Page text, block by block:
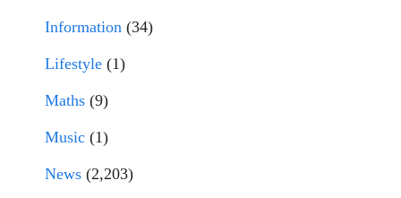
Information (34)
Lifestyle (1)
Maths (9)
Music (1)
News (2,203)